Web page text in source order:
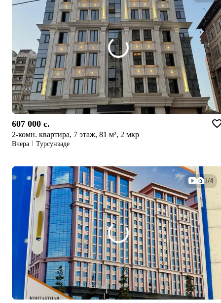
607 000 c.
2-комн. квартира, 7 этаж, 81 м², 2 мкр
Вчера Турсунзаде
1/4